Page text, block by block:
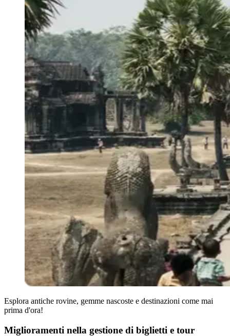
Esplora antiche rovine, gemme nascoste e destinazioni come mai
prima d'ora!
Miglioramenti nella gestione di biglietti e tour